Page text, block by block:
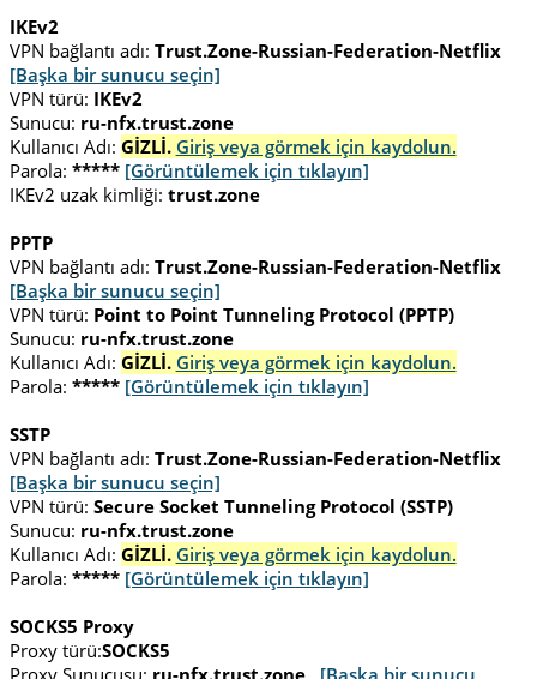
IKEv2
VPN bağlantı adı: Trust.Zone-Russian-Federation-Netflix
[Başka bir sunucu seçin]
VPN türü: IKEv2
Sunucu: ru-nfx.trust.zone
Kullanıcı Adı: GİZLİ. Giriş veya görmek için kaydolun.
Parola: ***** [Görüntülemek için tıklayın]
IKEv2 uzak kimliği: trust.zone
PPTP
VPN bağlantı adı: Trust.Zone-Russian-Federation-Netflix
[Başka bir sunucu seçin]
VPN türü: Point to Point Tunneling Protocol (PPTP)
Sunucu: ru-nfx.trust.zone
Kullanıcı Adı: GİZLİ. Giriş veya görmek için kaydolun.
Parola: ***** [Görüntülemek için tıklayın]
SSTP
VPN bağlantı adı: Trust.Zone-Russian-Federation-Netflix
[Başka bir sunucu seçin]
VPN türü: Secure Socket Tunneling Protocol (SSTP)
Sunucu: ru-nfx.trust.zone
Kullanıcı Adı: GİZLİ. Giriş veya görmek için kaydolun.
Parola: ***** [Görüntülemek için tıklayın]
SOCKS5 Proxy
Proxy türü:SOCKS5